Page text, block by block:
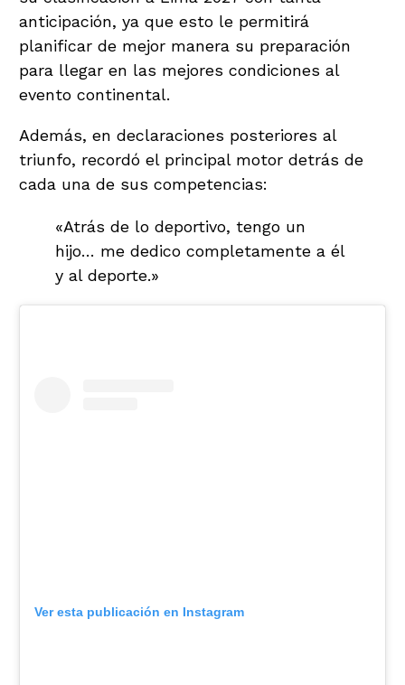
anticipación, ya que esto le permitirá
planificar de mejor manera su preparación
para llegar en las mejores condiciones al
evento continental.
Además, en declaraciones posteriores al
triunfo, recordó el principal motor detrás de
cada una de sus competencias:
«Atrás de lo deportivo, tengo un
hijo… me dedico completamente a él
y al deporte.»
Ver esta publicación en Instagram